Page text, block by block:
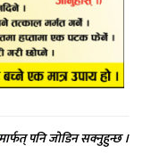
पनि जोडिन सक्नुहुन्छ ।